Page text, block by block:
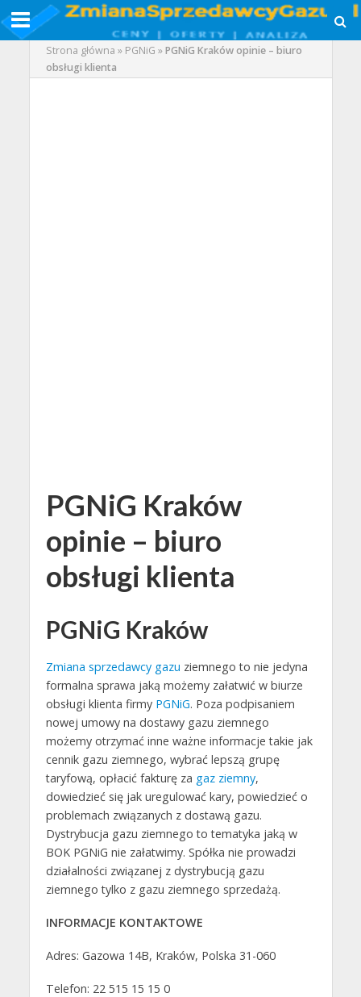
Strona główna » PGNiG »PGNiG Kraków opinie – biuro
obsługi klienta
PGNiG Kraków
opinie – biuro
obsługi klienta
PGNiG Kraków
Zmiana sprzedawcy gazu ziemnego to nie jedyna
formalna sprawa jaką możemy załatwić w biurze
obsługi klienta firmy PGNiG. Poza podpisaniem
nowej umowy na dostawy gazu ziemnego
możemy otrzymać inne ważne informacje takie jak
cennik gazu ziemnego, wybrać lepszą grupę
taryfową, opłacić fakturę za gaz ziemny,
dowiedzieć się jak uregulować kary, powiedzieć o
problemach związanych z dostawą gazu.
Dystrybucja gazu ziemnego to tematyka jaką w
BOK PGNiG nie załatwimy. Spółka nie prowadzi
działalności związanej z dystrybucją gazu
ziemnego tylko z gazu ziemnego sprzedażą.
INFORMACJE KONTAKTOWE
Adres: Gazowa 14B, Kraków, Polska 31-060
Telefon: 22 515 15 15 0